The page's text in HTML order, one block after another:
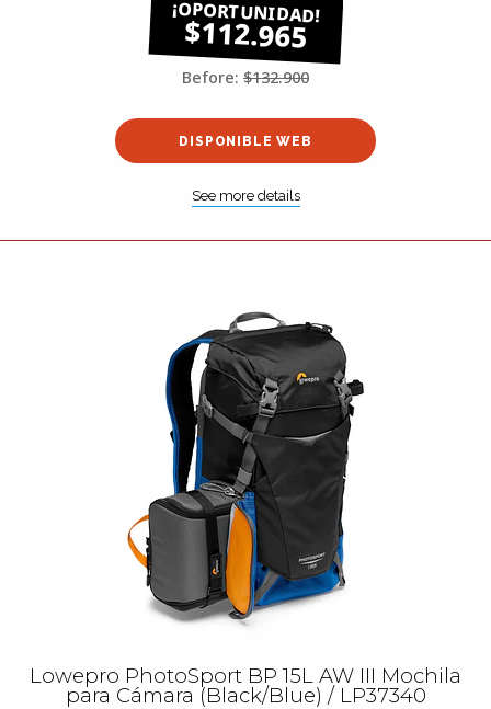
$112.965
Before: $132.900
DISPONIBLE WEB
See more details
Lowepro PhotoSport BP 15L AW III Mochila
para Cámara (Black/Blue) / LP37340